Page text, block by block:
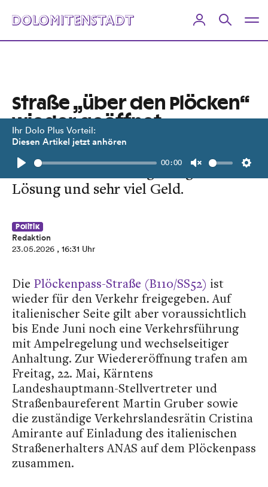
Ihr Dolo Plus Vorteil:
Diesen Artikel jetzt anhören
Play
00:00
Unmute
Straße „über den Plöcken“
wieder geöffnet
Bilaterale Arbeitsgruppe auf der
Suche nach einer langfristigen
Lösung und sehr viel Geld.
Politik
Redaktion
23.05.2026 , 16:31 Uhr
Die Plöckenpass-Straße (B110/SS52) ist
wieder für den Verkehr freigegeben. Auf
italienischer Seite gilt aber voraussichtlich
bis Ende Juni noch eine Verkehrsführung
mit Ampelregelung und wechselseitiger
Anhaltung. Zur Wiedereröffnung trafen am
Freitag, 22. Mai, Kärntens
Landeshauptmann-Stellvertreter und
Straßenbaureferent Martin Gruber sowie
die zuständige Verkehrslandesrätin Cristina
Amirante auf Einladung des italienischen
Straßenerhalters ANAS auf dem Plöckenpass
zusammen.